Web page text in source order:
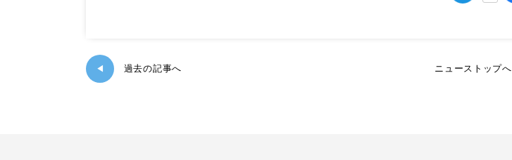
◀ 過去の記事へ ニューストップへ